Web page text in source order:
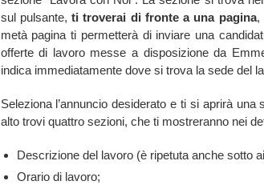
sul pulsante, ti troverai di fronte a una pagina,
metà pagina ti permetterà di inviare una
offerte di lavoro messe a disposizione da
indica immediatamente dove si trova la sede del
Seleziona l’annuncio desiderato e ti si aprirà
alto trovi quattro sezioni, che ti mostreranno nei
Descrizione del lavoro (è ripetuta anche sotto
Orario di lavoro;